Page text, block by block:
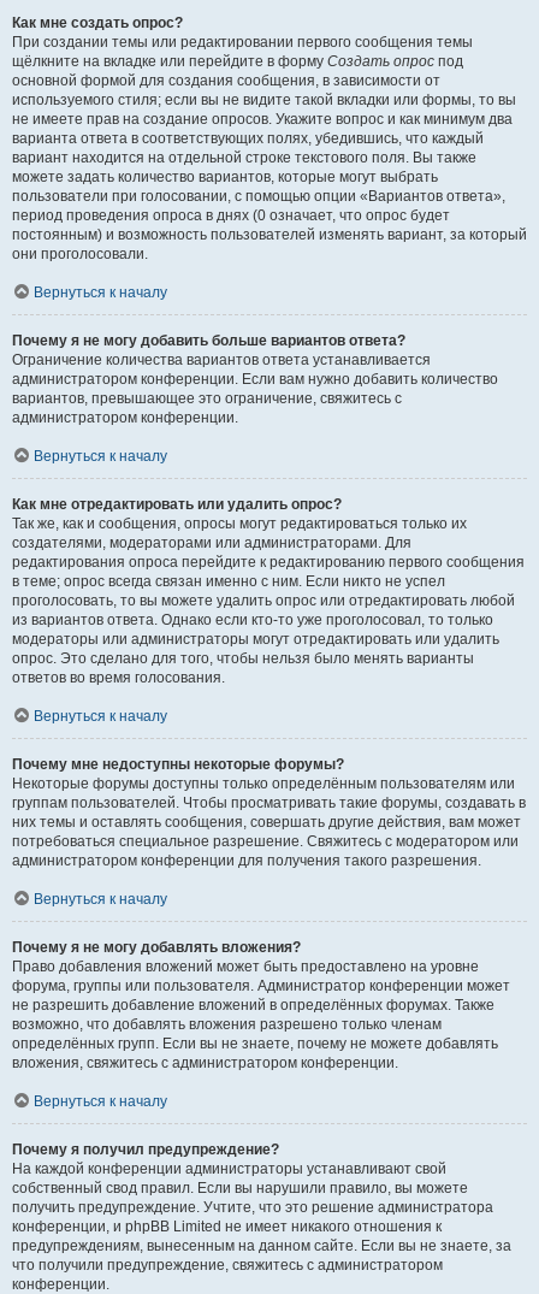
Как мне создать опрос?
При создании темы или редактировании первого сообщения темы
щёлкните на вкладке или перейдите в форму Создать опрос под
основной формой для создания сообщения, в зависимости от
используемого стиля; если вы не видите такой вкладки или формы, то вы
не имеете прав на создание опросов. Укажите вопрос и как минимум два
варианта ответа в соответствующих полях, убедившись, что каждый
вариант находится на отдельной строке текстового поля. Вы также
можете задать количество вариантов, которые могут выбрать
пользователи при голосовании, с помощью опции «Вариантов ответа»,
период проведения опроса в днях (0 означает, что опрос будет
постоянным) и возможность пользователей изменять вариант, за который
они проголосовали.
Вернуться к началу
Почему я не могу добавить больше вариантов ответа?
Ограничение количества вариантов ответа устанавливается
администратором конференции. Если вам нужно добавить количество
вариантов, превышающее это ограничение, свяжитесь с
администратором конференции.
Вернуться к началу
Как мне отредактировать или удалить опрос?
Так же, как и сообщения, опросы могут редактироваться только их
создателями, модераторами или администраторами. Для
редактирования опроса перейдите к редактированию первого сообщения
в теме; опрос всегда связан именно с ним. Если никто не успел
проголосовать, то вы можете удалить опрос или отредактировать любой
из вариантов ответа. Однако если кто-то уже проголосовал, то только
модераторы или администраторы могут отредактировать или удалить
опрос. Это сделано для того, чтобы нельзя было менять варианты
ответов во время голосования.
Вернуться к началу
Почему мне недоступны некоторые форумы?
Некоторые форумы доступны только определённым пользователям или
группам пользователей. Чтобы просматривать такие форумы, создавать в
них темы и оставлять сообщения, совершать другие действия, вам может
потребоваться специальное разрешение. Свяжитесь с модератором или
администратором конференции для получения такого разрешения.
Вернуться к началу
Почему я не могу добавлять вложения?
Право добавления вложений может быть предоставлено на уровне
форума, группы или пользователя. Администратор конференции может
не разрешить добавление вложений в определённых форумах. Также
возможно, что добавлять вложения разрешено только членам
определённых групп. Если вы не знаете, почему не можете добавлять
вложения, свяжитесь с администратором конференции.
Вернуться к началу
Почему я получил предупреждение?
На каждой конференции администраторы устанавливают свой
собственный свод правил. Если вы нарушили правило, вы можете
получить предупреждение. Учтите, что это решение администратора
конференции, и phpBB Limited не имеет никакого отношения к
предупреждениям, вынесенным на данном сайте. Если вы не знаете, за
что получили предупреждение, свяжитесь с администратором
конференции.